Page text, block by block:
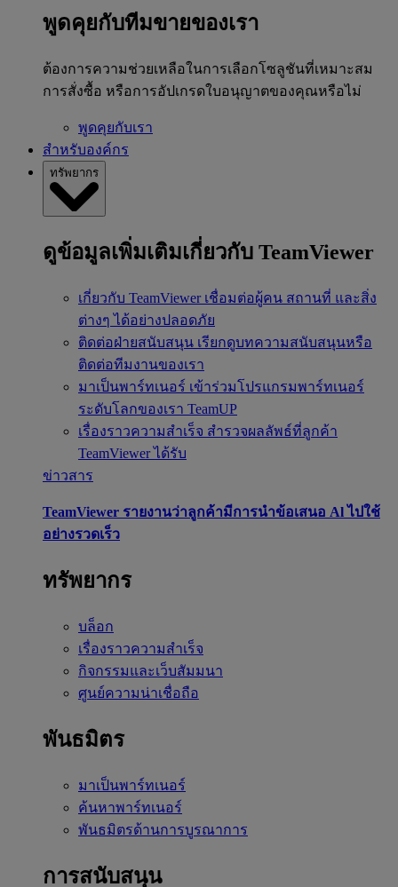
พูดคุยกับทีมขายของเรา
ต้องการความช่วยเหลือในการเลือกโซลูชันที่เหมาะสม
การสั่งซื้อ หรือการอัปเกรดใบอนุญาตของคุณหรือไม่
พูดคุยกับเรา
สำหรับองค์กร
ทรัพยากร
ดูข้อมูลเพิ่มเติมเกี่ยวกับ TeamViewer
เกี่ยวกับ TeamViewer เชื่อมต่อผู้คน สถานที่ และสิ่ง
ต่างๆ ได้อย่างปลอดภัย
ติดต่อฝ่ายสนับสนุน เรียกดูบทความสนับสนุนหรือ
ติดต่อทีมงานของเรา
มาเป็นพาร์ทเนอร์ เข้าร่วมโปรแกรมพาร์ทเนอร์
ระดับโลกของเรา TeamUP
เรื่องราวความสำเร็จ สำรวจผลลัพธ์ที่ลูกค้า
TeamViewer ได้รับ
ข่าวสาร
TeamViewer รายงานว่าลูกค้ามีการนำข้อเสนอ Al ไปใช้
อย่างรวดเร็ว
ทรัพยากร
บล็อก
เรื่องราวความสำเร็จ
กิจกรรมและเว็บสัมมนา
ศูนย์ความน่าเชื่อถือ
พันธมิตร
มาเป็นพาร์ทเนอร์
ค้นหาพาร์ทเนอร์
พันธมิตรด้านการบูรณาการ
การสนับสนุน